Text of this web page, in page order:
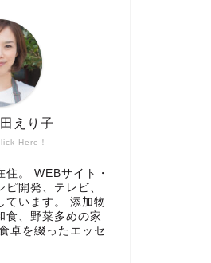
Here！
えり子
。 WEBサイト・
開発、テレビ、
ています。 添加物
食、野菜多めの家
卓を綴ったエッセ